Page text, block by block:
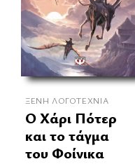
ΞΈΝΗ ΛΟΓΟΤΕΧΝΊΑ
Ο Χάρι Πότερ
και το τάγμα
του Φοίνικα